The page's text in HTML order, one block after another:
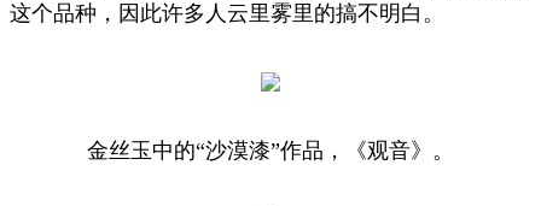
这个品种，因此许多人云里雾里的搞不明白。
金丝玉中的“沙漠漆”作品，《观音》。